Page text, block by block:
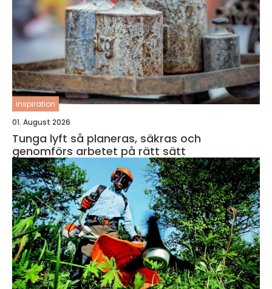
inspiration
01. August 2026
Tunga lyft så planeras, säkras och
genomförs arbetet på rätt sätt